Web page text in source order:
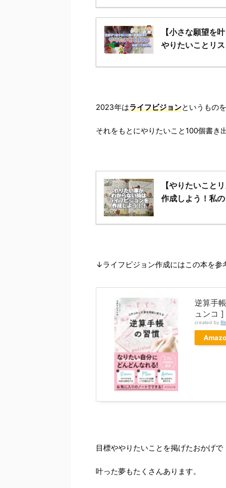
【小さな願望を
やりたいことリス
2023年はライフビジョンというもの
それをもとにやりたいこと100個書き
【やりたいこと
作成しよう！私
↓ライフビジョン作成にはこの本を
逆算手
ュンコ ]
created by
目標ややりたいことを掲げたおかげで
叶った夢もたくさんあります。